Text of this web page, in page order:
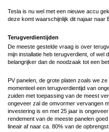
Tesla is nu wel met een nieuwe accu
deze komt waarschijnlijk dit najaar naar
Terugverdientijden
De meeste gestelde vraag is over
mijn installatie heb terugverdient, of wel
belangrijker dan de noodzaak tot een
PV panelen, de grote platen zoals we
momenteel een terugverdientijd van
zuiden met toepassing van de meest
ongeveer zal de omvormer vervangen
investering is en met 25 jaar is
rendement van de meeste panelen
lineair af naar ca. 80% van de